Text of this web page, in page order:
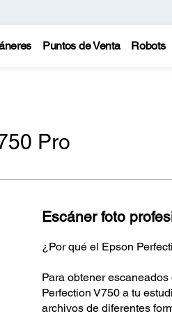
Puntos de Venta Robots
Pro
Escáner foto
¿Por qué el Epson
Para obtener
Perfection V750 a tu
archivos de diferentes